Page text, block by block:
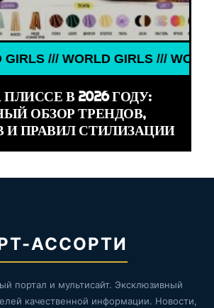
/// WORLD GIRLS /// WORLD
В 2026 ГОДУ:
ОБЗОР ТРЕНДОВ,
И ПРАВИЛ СТИЛИЗАЦИИ
АССОРТИ
портал и мультисайт. Эксклюзивный
качественной информации. Новости,